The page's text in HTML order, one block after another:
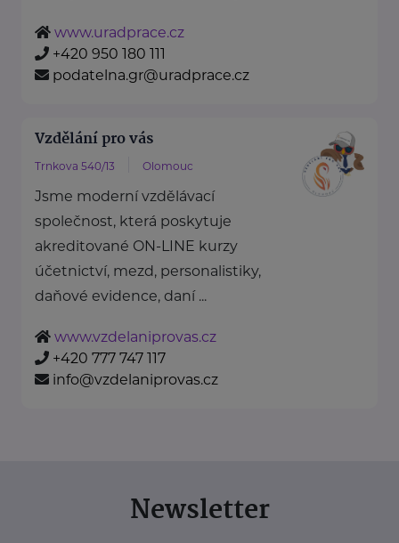
www.uradprace.cz
+420 950 180 111
podatelna.gr@uradprace.cz
Vzdělání pro vás
Trnkova 540/13 Olomouc
Jsme moderní vzdělávací
společnost, která poskytuje
akreditované ON-LINE kurzy
účetnictví, mezd, personalistiky,
daňové evidence, daní ...
www.vzdelaniprovas.cz
+420 777 747 117
info@vzdelaniprovas.cz
Newsletter